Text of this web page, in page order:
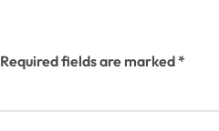
Required fields are marked*